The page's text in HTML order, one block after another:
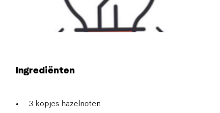
Ingrediënten
3 kopjes hazelnoten